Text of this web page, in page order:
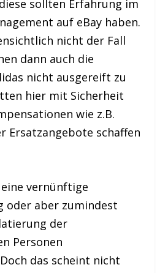
sollten Erfahrung im
auf eBay haben.
nicht der Fall
dann auch die
nicht ausgereift zu
hier mit Sicherheit
wie z.B.
Ersatzangebote schaffen
vernünftige
oder aber zumindest
der
Personen
das scheint nicht